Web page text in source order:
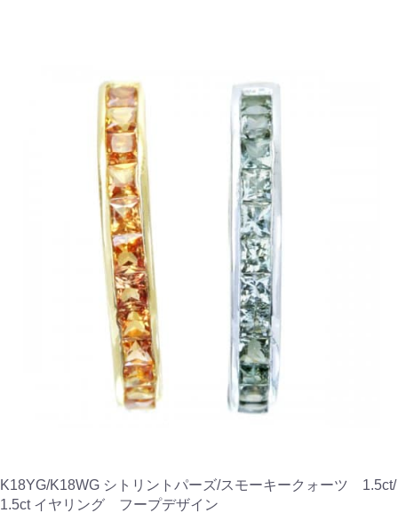
K18YG/K18WG シトリントパーズ/スモーキークォーツ 1.5ct/
1.5ct イヤリング フープデザイン